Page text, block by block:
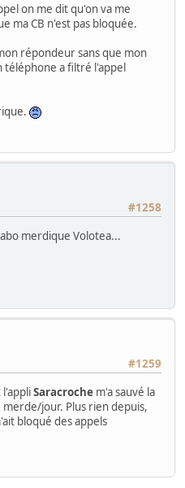
on me dit qu'on va me
ma CB n'est pas bloquée.
répondeur sans que mon
téléphone a filtré l'appel
#1258
merdique Volotea...
#1259
Saracroche m'a sauvé la
jour. Plus rien depuis,
bloqué des appels